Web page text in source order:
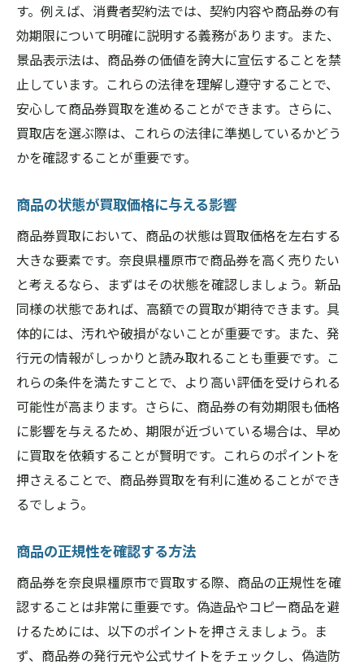
偽物商品券の見分け方
トラブル事例から学ぶ注意点
契約書の確認ポイント
トラブルを未然に防ぐためのコミュニケー
ション法
不正行為に対する法的対応策
地元密着型の店舗が安心な商品券買取におすす
めな理由
地元店舗の強みと安心感
地域特性を活かした買取サービス
地元密着型店舗の信頼性
地元の口コミを利用した店舗選び
地域イベントでの買取情報を活用
地元住民の経験談から学ぶ
橿原市での成功事例から学ぶ商品券買取の秘訣
実際の成功事例を分析する
成功事例から学ぶ買取のコツ
成功事例に共通する要因を探る
成功事例に学ぶ交渉術
成功事例を紹介するセミナー情報
す。例えば、消費者契約法では、契約内容や商品券の有
効期限について明確に説明する義務があります。また、
景品表示法は、商品券の価値を誇大に宣伝することを禁
止しています。これらの法律を理解し遵守することで、
安心して商品券買取を進めることができます。さらに、
買取店を選ぶ際は、これらの法律に準拠しているかどう
かを確認することが重要です。
商品の状態が買取価格に与える影響
商品券買取において、商品の状態は買取価格を左右する
大きな要素です。奈良県橿原市で商品券を高く売りたい
と考えるなら、まずはその状態を確認しましょう。新品
同様の状態であれば、高額での買取が期待できます。具
体的には、汚れや破損がないことが重要です。また、発
行元の情報がしっかりと読み取れることも重要です。こ
れらの条件を満たすことで、より高い評価を受けられる
可能性が高まります。さらに、商品券の有効期限も価格
に影響を与えるため、期限が近づいている場合は、早め
に買取を依頼することが賢明です。これらのポイントを
押さえることで、商品券買取を有利に進めることができ
るでしょう。
商品の正規性を確認する方法
商品券を奈良県橿原市で買取する際、商品の正規性を確
認することは非常に重要です。偽造品やコピー商品を避
けるためには、以下のポイントを押さえましょう。ま
ず、商品券の発行元や公式サイトをチェックし、偽造防